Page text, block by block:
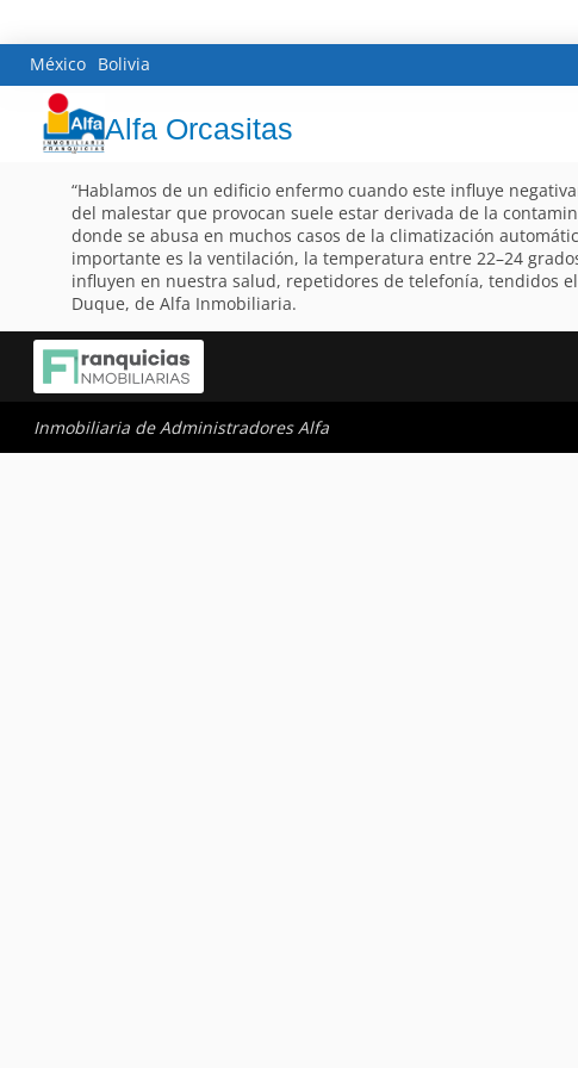
México Bolivia
Alfa Orcasitas
“Hablamos de un edificio enfermo cuando este influye
del malestar que provocan suele estar derivada de la
donde se abusa en muchos casos de la climatización
importante es la ventilación, la temperatura entre 22–24
influyen en nuestra salud, repetidores de telefonía, tendidos
Duque, de Alfa Inmobiliaria.
Inmobiliaria de Administradores Alfa